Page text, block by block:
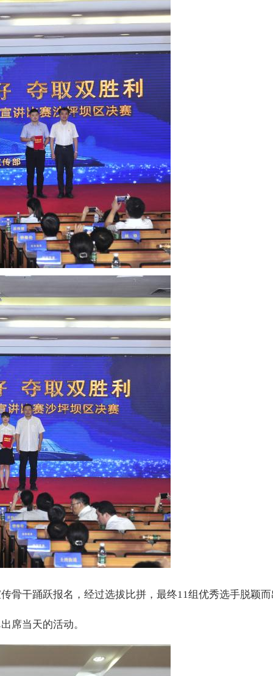
骨干踊跃报名，经过选拔比拼，最终11组优秀选手脱颖
席当天的活动。